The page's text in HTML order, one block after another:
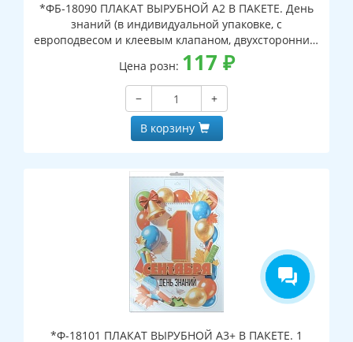
*ФБ-18090 ПЛАКАТ ВЫРУБНОЙ А2 В ПАКЕТЕ. День
знаний (в индивидуальной упаковке, с
европодвесом и клеевым клапаном, двухсторонний,
ВД-лак)
Цена розн: 117 ₽
−
+
В корзину
*Ф-18101 ПЛАКАТ ВЫРУБНОЙ А3+ В ПАКЕТЕ. 1